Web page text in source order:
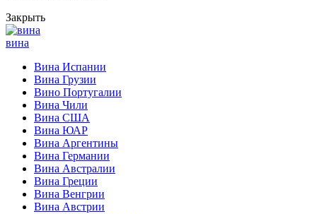
Закрыть
вина
Вина Испании
Вина Грузии
Вино Португалии
Вина Чили
Вина США
Вина ЮАР
Вина Аргентины
Вина Германии
Вина Австралии
Вина Греции
Вина Венгрии
Вина Австрии